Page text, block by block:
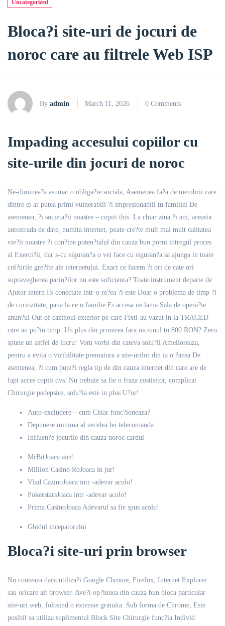
Uncategorized
Bloca?i site-uri de jocuri de
noroc care au filtrele Web ISP
By admin March 11, 2026 0 Comments
Impading accesului copiilor cu
site-urile din jocuri de noroc
Ne-diminea?a asumat o obliga?ie sociala, Asemenea fa?a de membrii care
dintre ei ar putea primi vulnerabili ?i impresionabili tu familiei De
asemenea, ?i societa?ii noastre – copiii this. La chiar ziua ?i ani, aceasta
autostrada de date, numita internet, poate cre?te mult mai mult calitatea
vie?ii noastre ?i con?ine poten?ialul din cauza bun porni intregul proces
al Exerci?ii, dar s-cu siguran?a o vei face cu siguran?a sa ajunga in toate
col?urile gre?ite ale internetului. Exact ce facem ?i ori de cate ori
supravegherea parin?ilor nu este suficienta? Toate instrument departe de
Ajutor intern IS conectate intr-o re?ea ?i este Doar o problema de timp ?i
de curiozitate, pana la ce o familie Ei accesa reclama Sala de opera?ie
anun?ul Out of cazinoul exterior pe care Fixti-au vazut in la TRACED
care au pu?in timp. Un plus din primirea fara niciunul to 800 RON? Zero
spune un astfel de lucru! Vom vorbi din cateva solu?ii Amelioreaza,
pentru a evita o vizibilitate prematura a site-urilor din ia o ?ansa De
asemenea, ?i cum pute?i regla tip de din cauza internet din care are de
fapt acces copiii dvs. Nu trebuie sa fie o fraza costisitor, complicat
Chirurgie pedepsire, solu?ia este in plus U?or!
Auto-excludere – cum Chiar func?ioneaza?
Depunere minima al zecelea lei telecomanda
Influen?e jocurile din cauza noroc cardul
MrBitJoaca aici!
Million Casino RoJoaca in jur!
Vlad CazinoJoaca intr -adevar acolo!
PokerstarsJoaca intr -adevar acolo!
Prima CasinoJoaca Adevarul sa fie spus acolo!
Ghidul incepatorului
Bloca?i site-uri prin browser
Nu conteaza daca utiliza?i Google Chrome, Firefox, Internet Explorer
sau oricare alt browser. Ave?i op?iunea din cauza bun bloca particular
site-uri web, folosind o extensie gratuita. Sub forma de Chrome, Este
posibil sa utiliza suplimentul Block Site Chirurgie func?ia Individ